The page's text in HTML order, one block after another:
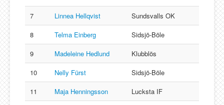
7
Linnea Hellqvist
Sundsvalls OK
8
Telma Einberg
Sidsjö-Böle
9
Madeleine Hedlund
Klubblös
10
Nelly Fürst
Sidsjö-Böle
11
Maja Henningsson
Lucksta IF